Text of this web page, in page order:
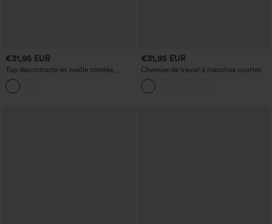
€31,95 EUR
Top décontracté en maille côtelée,
encolure dégagée, dos en U, manches
longues, dentelle contrastante et
soutien-gorge intégré.
€31,95 EUR
Chemise de travail à manches courtes